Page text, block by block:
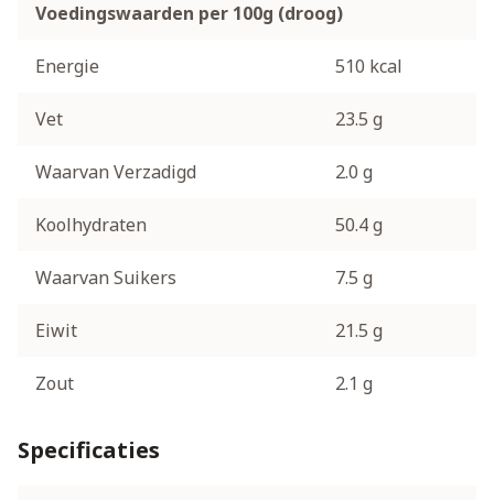
Voedingswaarden per 100g (droog)
Energie 510 kcal
Vet 23.5 g
Waarvan Verzadigd 2.0 g
Koolhydraten 50.4 g
Waarvan Suikers 7.5 g
Eiwit 21.5 g
Zout 2.1 g
Specificaties